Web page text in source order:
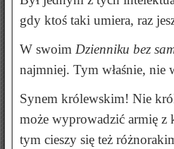
gdy ktoś taki umiera, raz
W swoim Dzienniku bez
najmniej. Tym właśnie, nie
Synem królewskim! Nie
może wyprowadzić armię z
tym cieszy się też